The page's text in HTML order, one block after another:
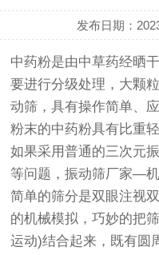
发布日期：
中药粉是由中草药经晒
要进行分级处理，大颗
动筛 ，具有操作简单、
粉末的中药粉具有比重
如果采用普通的三次元
等问题，振动筛厂家—
简单的筛分是双眼注视
的机械模拟，巧妙的把
运动)结合起来，既有圆